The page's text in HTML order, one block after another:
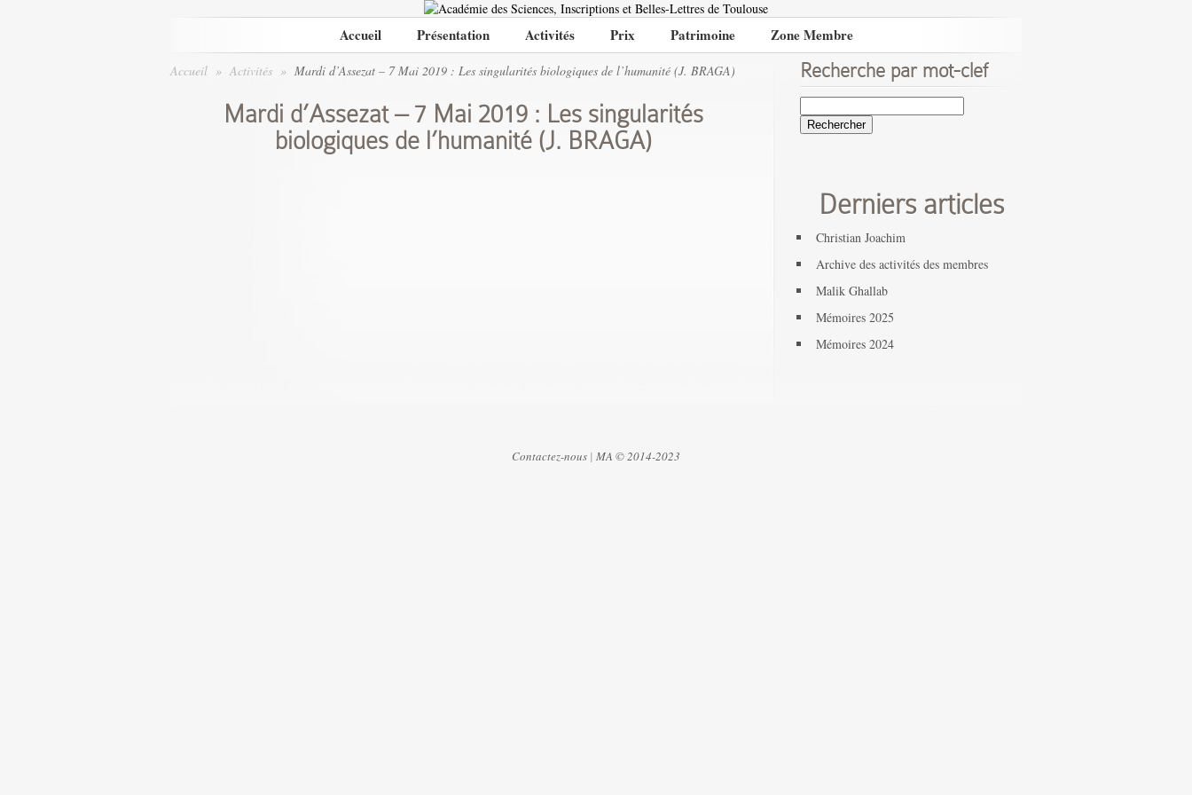
Accueil Présentation Activités Prix Patrimoine Zone Membre
Accueil » Activités » Mardi d’Assezat – 7 Mai 2019 : Les singularités biologiques de l’humanité (J. BRAGA)
Mardi d’Assezat – 7 Mai 2019 : Les singularités
biologiques de l’humanité (J. BRAGA)
Recherche par mot-clef
Derniers articles
Christian Joachim
Archive des activités des membres
Malik Ghallab
Mémoires 2025
Mémoires 2024
Contactez-nous | MA © 2014-2023